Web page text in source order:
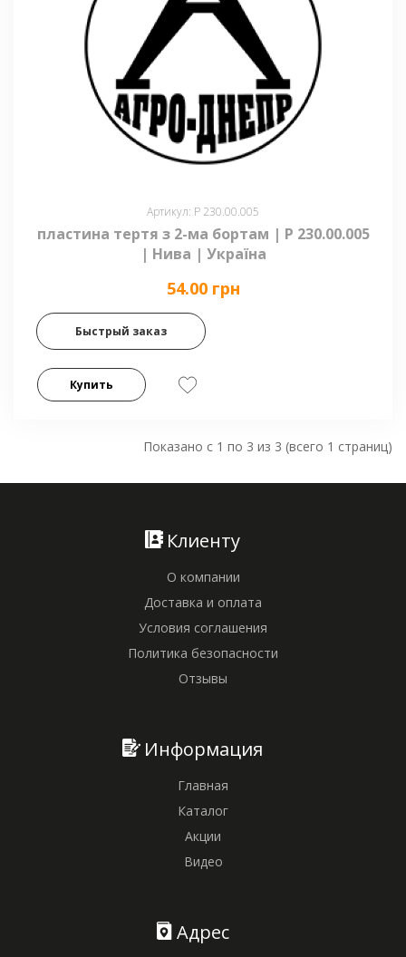
Артикул: Р 230.00.005
пластина тертя з 2-ма бортам | Р 230.00.005
| Нива | Україна
54.00 грн
Быстрый заказ
Купить
Показано с 1 по 3 из 3 (всего 1 страниц)
Клиенту
О компании
Доставка и оплата
Условия соглашения
Политика безопасности
Отзывы
Информация
Главная
Каталог
Акции
Видео
Адрес